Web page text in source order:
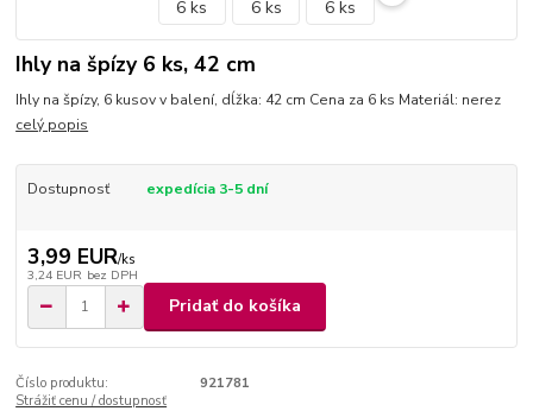
Ihly na špízy 6 ks, 42 cm
Ihly na špízy, 6 kusov v balení, dĺžka: 42 cm Cena za 6 ks Materiál: nerez
celý popis
Dostupnosť expedícia 3-5 dní
3,99 EUR/ks
3,24 EUR bez DPH
Pridať do košíka
Číslo produktu:
921781
Strážiť cenu / dostupnosť